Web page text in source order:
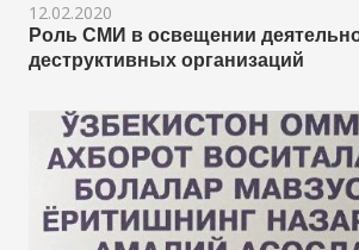
12.02.2020
Роль СМИ в освещении
деструктивных организаций